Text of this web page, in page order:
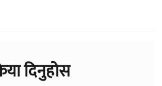
दिनुहोस